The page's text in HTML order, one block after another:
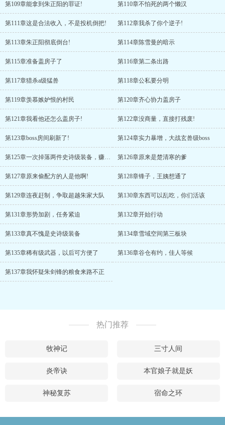
第109章能拿到朱正阳的罪证! 第110章不怕死的两个懒汉
第111章这是合法收入，不是投机倒把! 第112章我杀了你个逆子!
第113章朱正阳彻底倒台! 第114章陈雪曼的暗示
第115章准备盖房子了 第116章第二条出路
第117章猎杀a级猛兽 第118章公私要分明
第119章羡慕嫉妒恨的村民 第120章齐心协力盖房子
第121章我看他还怎么盖房子! 第122章没商量，直接打残废!
第123章boss房间刷新了! 第124章实力暴增，大战玄兽级boss
第125章一次掉落两件史诗级装备，赚麻了 第126章原来是楚清寒的爹
第127章原来偷配方的人是他啊! 第128章锋子，王姨想通了
第129章连夜赶制，争取超越朱家大队 第130章东西可以乱吃，你们活该
第131章形势加剧，任务紧迫 第132章开始行动
第133章真不愧是史诗级装备 第134章雪域空间第三板块
第135章稀有级武器，以后可方便了 第136章谷仓有约，佳人等候
第137章我怀疑朱剑锋的粮食来路不正
热门推荐
牧神记 三寸人间
炎帝诀 本官娘子就是妖
神秘复苏 宿命之环